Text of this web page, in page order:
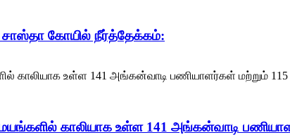
சாஸ்தா கோயில் நீர்த்தேக்கம்:
காலியாக உள்ள 141 அங்கன்வாடி